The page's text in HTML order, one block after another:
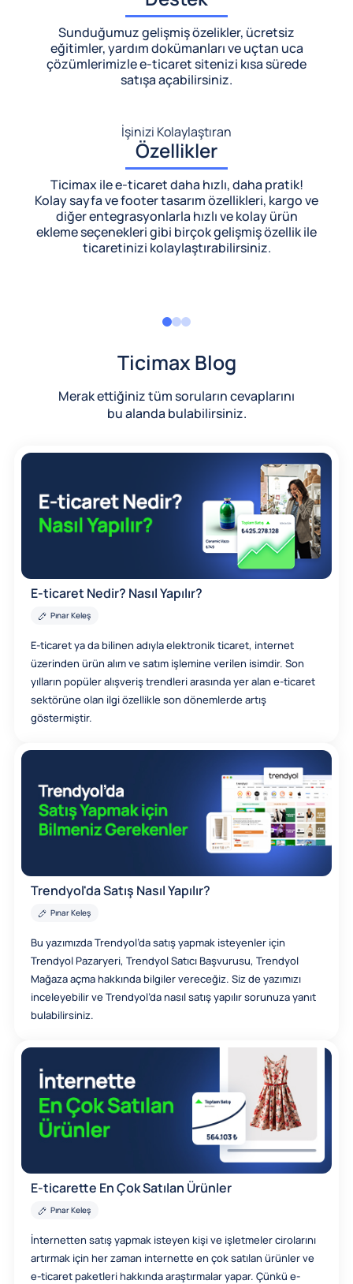
Sunduğumuz gelişmiş özelikler, ücretsiz
eğitimler, yardım dokümanları ve uçtan uca
çözümlerimizlee-ticaret sitenizi kısa sürede
satışa açabilirsiniz.
İşinizi Kolaylaştıran
Özellikler
Ticimax ile e-ticaret daha hızlı, daha pratik!
Kolay sayfa ve footer tasarım özellikleri, kargo ve
diğer entegrasyonlarla hızlı ve kolay ürün
ekleme seçenekleri gibi birçok gelişmiş özellik ile
ticaretinizi kolaylaştırabilirsiniz.
Ticimax Blog
Merak ettiğiniz tüm soruların cevaplarını
bu alanda bulabilirsiniz.
E-ticaret Nedir? Nasıl Yapılır?
Pınar Keleş
E-ticaret ya da bilinen adıyla elektronik ticaret, internet
üzerinden ürün alım ve satım işlemine verilen isimdir. Son
yılların popüler alışveriş trendleri arasında yer alan e-ticaret
sektörüne olan ilgi özellikle son dönemlerde artış
göstermiştir.
Trendyol'da Satış Nasıl Yapılır?
Pınar Keleş
Bu yazımızda Trendyol’da satış yapmak isteyenler için
Trendyol Pazaryeri, Trendyol Satıcı Başvurusu, Trendyol
Mağaza açma hakkında bilgiler vereceğiz. Siz de yazımızı
inceleyebilir ve Trendyol’da nasıl satış yapılır sorunuza yanıt
bulabilirsiniz.
E-ticarette En Çok Satılan Ürünler
Pınar Keleş
İnternetten satış yapmak isteyen kişi ve işletmeler cirolarını
artırmak için her zaman internette en çok satılan ürünler ve
e-ticaret paketleri hakkında araştırmalar yapar. Çünkü e-